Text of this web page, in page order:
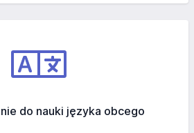
do nauki języka obcego